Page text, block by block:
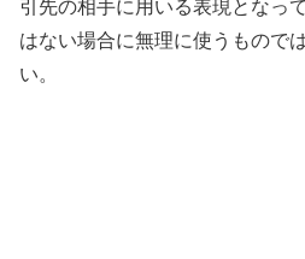
引先の相手に用いる表現となっ
はない場合に無理に使うもので
い。